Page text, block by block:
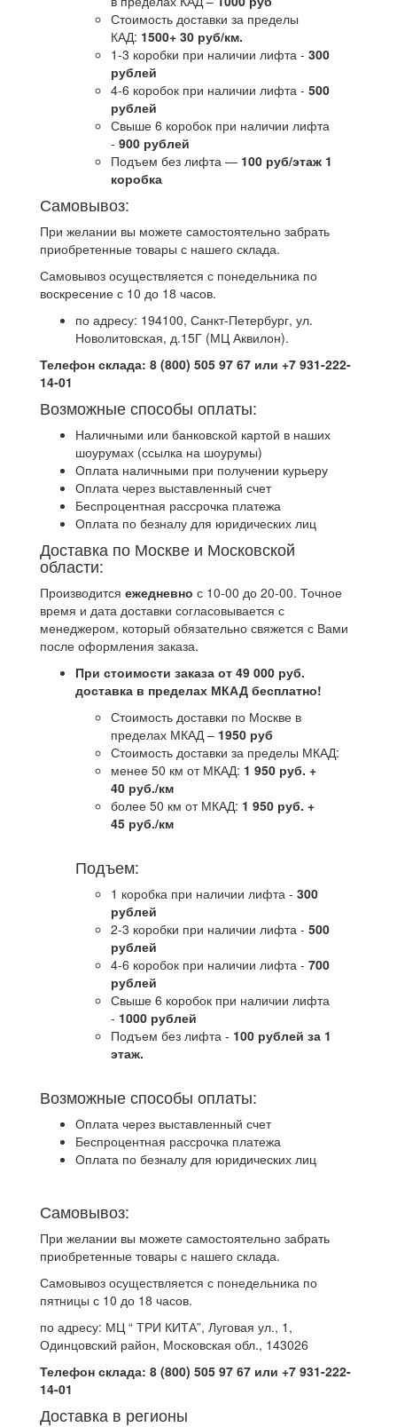
Стоимость доставки за пределы
КАД: 1500+ 30 руб/км.
1-3 коробки при наличии лифта - 300
рублей
4-6 коробок при наличии лифта - 500
рублей
Свыше 6 коробок при наличии лифта
- 900 рублей
Подъем без лифта — 100 руб/этаж 1
коробка
Самовывоз:
При желании вы можете самостоятельно забрать
приобретенные товары с нашего склада.
Самовывоз осуществляется с понедельника по
воскресение с 10 до 18 часов.
по адресу: 194100, Санкт-Петербург, ул.
Новолитовская, д.15Г (МЦ Аквилон).
Телефон склада: 8 (800) 505 97 67 или +7 931-222-
14-01
Возможные способы оплаты:
Наличными или банковской картой в наших
шоурумах (ссылка на шоурумы)
Оплата наличными при получении курьеру
Оплата через выставленный счет
Беспроцентная рассрочка платежа
Оплата по безналу для юридических лиц
Доставка по Москве и Московской
области:
Производится ежедневно с 10-00 до 20-00. Точное
время и дата доставки согласовывается с
менеджером, который обязательно свяжется с Вами
после оформления заказа.
При стоимости заказа от 49 000 руб.
доставка в пределах МКАД бесплатно!
Стоимость доставки по Москве в
пределах МКАД – 1950 руб
Стоимость доставки за пределы МКАД:
менее 50 км от МКАД: 1 950 руб. +
40 руб./км
более 50 км от МКАД: 1 950 руб. +
45 руб./км
Подъем:
1 коробка при наличии лифта - 300
рублей
2-3 коробки при наличии лифта - 500
рублей
4-6 коробок при наличии лифта - 700
рублей
Свыше 6 коробок при наличии лифта
- 1000 рублей
Подъем без лифта - 100 рублей за 1
этаж.
Возможные способы оплаты:
Оплата через выставленный счет
Беспроцентная рассрочка платежа
Оплата по безналу для юридических лиц
Самовывоз:
При желании вы можете самостоятельно забрать
приобретенные товары с нашего склада.
Самовывоз осуществляется с понедельника по
пятницы с 10 до 18 часов.
по адресу: МЦ “ ТРИ КИТА”, Луговая ул., 1,
Одинцовский район, Московская обл., 143026
Телефон склада: 8 (800) 505 97 67 или +7 931-222-
14-01
Доставка в регионы